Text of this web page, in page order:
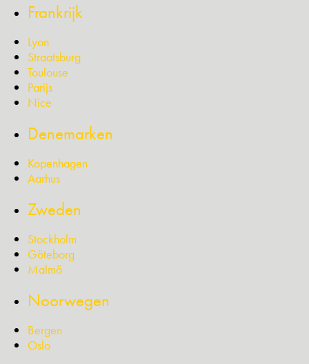
Frankrijk
Lyon
Straatsburg
Toulouse
Parijs
Nice
Denemarken
Kopenhagen
Aarhus
Zweden
Stockholm
Göteborg
Malmö
Noorwegen
Bergen
Oslo